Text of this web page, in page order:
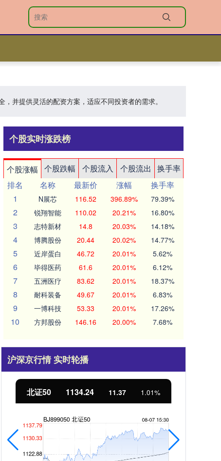
并提供灵活的配资方案，适应不同投资者的需求。
个股实时涨跌榜
个股涨幅 个股跌幅 个股流入 个股流出
换手率
排名
名称 最新价 涨幅
换手率
1
N展芯 116.52 396.89% 79.39%
2 锐翔智能 110.02 20.21% 16.80%
3 志特新材 14.8 20.03% 14.18%
4 博腾股份 20.44 20.02% 14.77%
5 近岸蛋白 46.72 20.01% 5.62%
6 毕得医药 61.6 20.01% 6.12%
7 五洲医疗 83.62 20.01% 18.37%
8 耐科装备 49.67 20.01% 6.83%
9 一博科技 53.33 20.01% 17.26%
10 方邦股份 146.16 20.00% 7.68%
沪深京行情 实时轮播
北证50 1134.24 11.37 1.01%